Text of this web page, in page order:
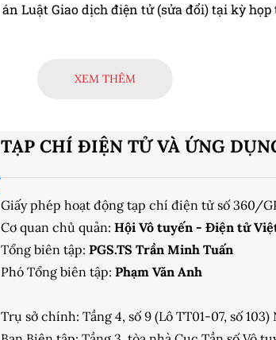
án Luật Giao dịch điện tử (sửa đổi) tại kỳ họp
XEM THÊM
TẠP CHÍ ĐIỆN TỬ VÀ ỨNG
Giấy phép hoạt động tạp chí điện tử số 360/
Cơ quan chủ quản: Hội Vô tuyến - Điện tử
Tổng biên tập: PGS.TS Trần Minh Tuấn
Phó Tổng biên tập: Phạm Văn Anh
Trụ sở chính: Tầng 4, số 9 (Lô TT01-07, số